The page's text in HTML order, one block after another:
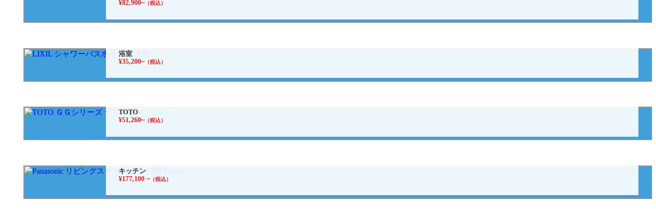
¥82,900~（税込）
浴室
¥35,200~（税込）
TOTO
¥51,260~（税込）
キッチン
¥177,100 ~（税込）